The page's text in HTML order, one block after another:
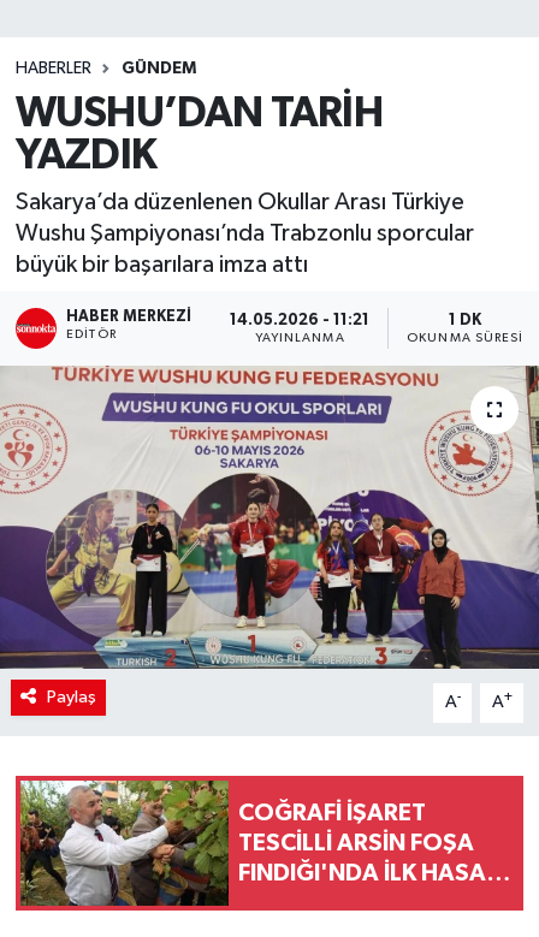
HABERLER GÜNDEM
WUSHU’DAN TARİH
YAZDIK
Sakarya’da düzenlenen Okullar Arası Türkiye
Wushu Şampiyonası’nda Trabzonlu sporcular
büyük bir başarılara imza attı
HABER MERKEZI
EDITÖR
14.05.2026 - 11:21
YAYINLANMA
1 DK
OKUNMA SÜRESI
Paylaş A- A+
COĞRAFİ İŞARET
TESCİLLİ ARSİN FOŞA
FINDIĞI'NDA İLK HASAT
Teknoloji
TRABZON
TRABZONSPOR